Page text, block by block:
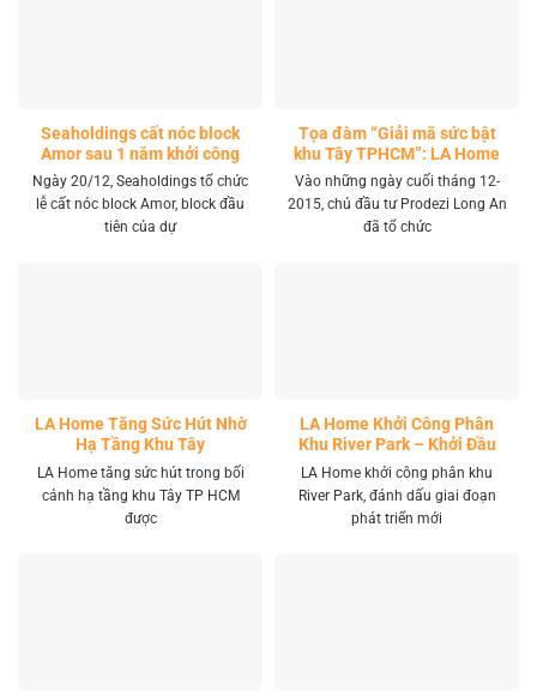
Seaholdings cất nóc block
Amor sau 1 năm khởi công
Ngày 20/12, Seaholdings tổ chức
lễ cất nóc block Amor, block đầu
tiên của dự
Tọa đàm “Giải mã sức bật
khu Tây TPHCM”: LA Home
khai mở tọa độ đầu tư mới
Vào những ngày cuối tháng 12-
2015, chủ đầu tư Prodezi Long An
đã tổ chức
LA Home Tăng Sức Hút Nhờ
Hạ Tầng Khu Tây
LA Home tăng sức hút trong bối
cảnh hạ tầng khu Tây TP HCM
được
LA Home Khởi Công Phân
Khu River Park – Khởi Đầu
Giai Đoạn Phát Triển Mới
LA Home khởi công phân khu
River Park, đánh dấu giai đoạn
phát triển mới